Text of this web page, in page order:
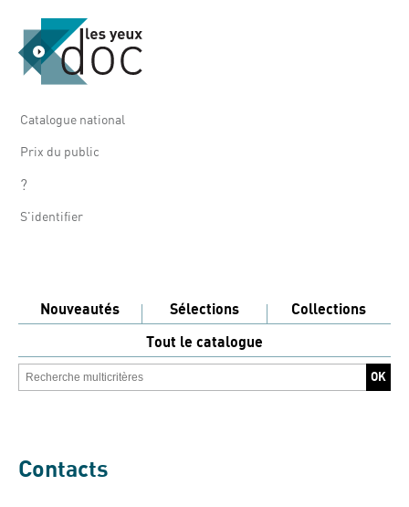
Catalogue national
Prix du public
?
S'identifier
Nouveautés Sélections
Collections
Tout le catalogue
Contacts